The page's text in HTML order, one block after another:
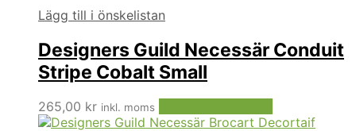
Lägg till i önskelistan
Designers Guild Necessär Conduit
Stripe Cobalt Small
265,00 kr inkl. moms